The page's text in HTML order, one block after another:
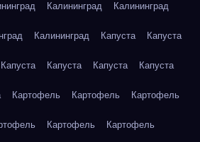
Калининград Калининград
Калининград Капуста Капуста
Капуста Капуста Капуста Капуста
Картофель Картофель Картофель
Картофель Картофель